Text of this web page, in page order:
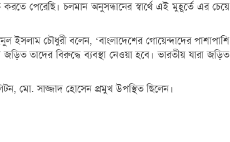
পেরেছি। চলমান অনুসন্ধানের স্বার্থে এই মুহূর্তে এর চেয়ে
ইসলাম চৌধুরী বলেন, ‘বাংলাদেশের গোয়েন্দাদের পাশাপাশি
তাদের বিরুদ্ধে ব্যবস্থা নেওয়া হবে। ভারতীয় যারা জড়িত
মো. সাজ্জাদ হোসেন প্রমুখ উপস্থিত ছিলেন।